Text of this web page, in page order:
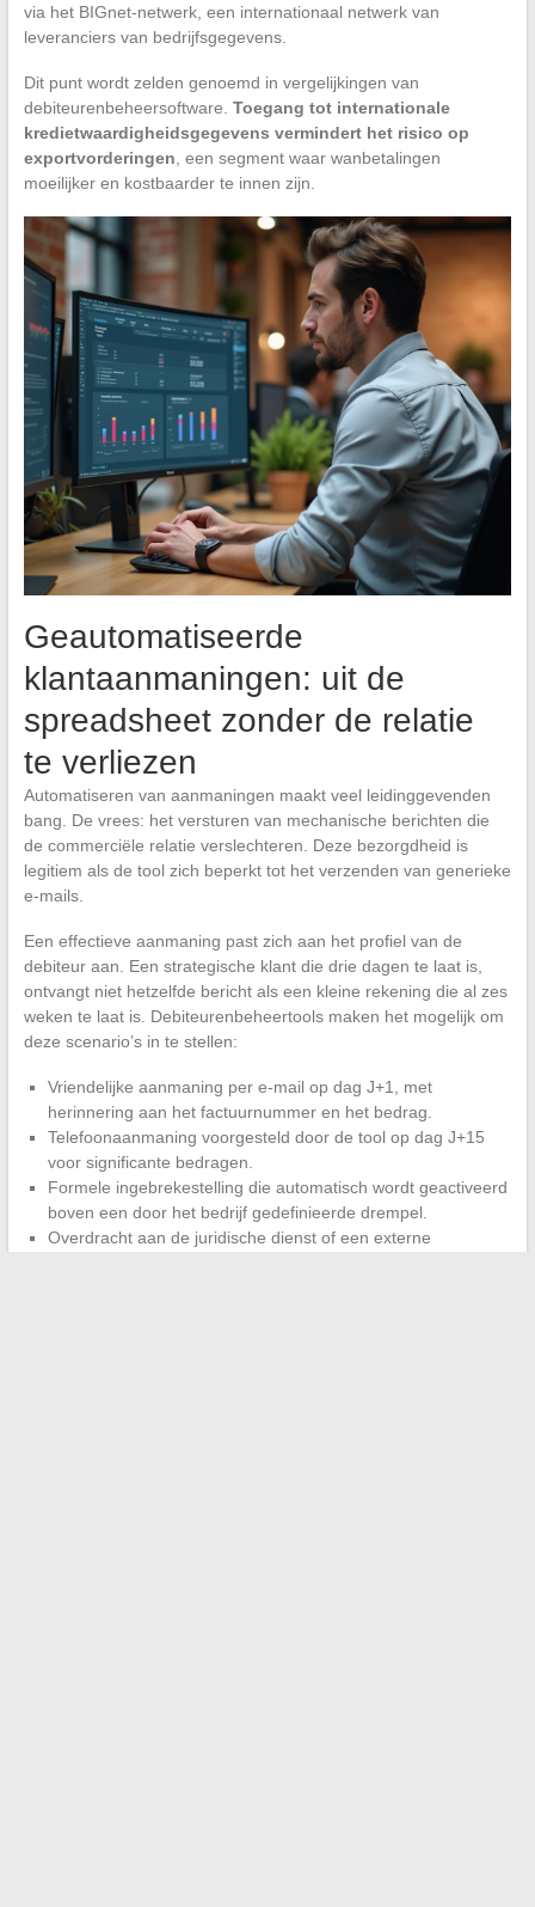
via het BIGnet-netwerk, een internationaal netwerk van
leveranciers van bedrijfsgegevens.
Dit punt wordt zelden genoemd in vergelijkingen van
debiteurenbeheersoftware. Toegang tot internationale
kredietwaardigheidsgegevens vermindert het risico op
exportvorderingen , een segment waar wanbetalingen
moeilijker en kostbaarder te innen zijn.
Geautomatiseerde
klantaanmaningen: uit de
spreadsheet zonder de relatie
te verliezen
Automatiseren van aanmaningen maakt veel leidinggevenden
bang. De vrees: het versturen van mechanische berichten die
de commerciële relatie verslechteren. Deze bezorgdheid is
legitiem als de tool zich beperkt tot het verzenden van generieke
e-mails.
Een effectieve aanmaning past zich aan het profiel van de
debiteur aan. Een strategische klant die drie dagen te laat is,
ontvangt niet hetzelfde bericht als een kleine rekening die al zes
weken te laat is. Debiteurenbeheertools maken het mogelijk om
deze scenario’s in te stellen:
Vriendelijke aanmaning per e-mail op dag J+1, met
herinnering aan het factuurnummer en het bedrag.
Telefoonaanmaning voorgesteld door de tool op dag J+15
voor significante bedragen.
Formele ingebrekestelling die automatisch wordt geactiveerd
boven een door het bedrijf gedefinieerde drempel.
Overdracht aan de juridische dienst of een externe